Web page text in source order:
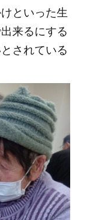
といった生
来るにする
されている